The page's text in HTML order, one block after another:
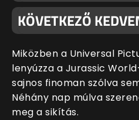
KÖVETKEZŐ
Miközben a Universal
lenyúzza a Jurassic
sajnos finoman szólva
Néhány nap múlva
meg a sikítás.